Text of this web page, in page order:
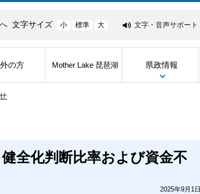
文字サイズ 小 標準 大 文字・音声サポート
の方 Mother Lake 琵琶湖 県政情報
全化判断比率および資金不
2025年9月1日